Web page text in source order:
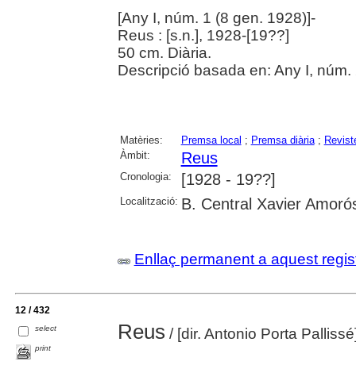
[Any I, núm. 1 (8 gen. 1928)]-
Reus : [s.n.], 1928-[19??]
50 cm. Diària.
Descripció basada en: Any I,
Matèries: Premsa local ; Premsa diària;
Àmbit:
Reus
Cronologia: [1928 - 19??]
Localització: B. Central Xavier
Enllaç permanent a aquest
12 / 432
select
print
Reus / [dir. Antonio Porta